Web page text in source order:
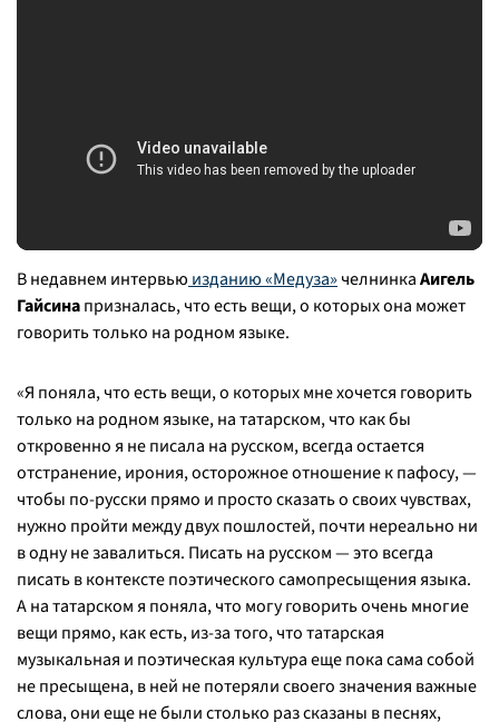
В недавнем интервью изданию «Медуза» челнинкаАигель
Гайсинапризналась, что есть вещи, о которых она может
говорить только на родном языке.
«Я поняла, что есть вещи, о которых мне хочется говорить
только на родном языке, на татарском, что как бы
откровенно я не писала на русском, всегда остается
отстранение, ирония, осторожное отношение к пафосу, —
чтобы по-русски прямо и просто сказать о своих чувствах,
нужно пройти между двух пошлостей, почти нереально ни
в одну не завалиться. Писать на русском — это всегда
писать в контексте поэтического самопресыщения языка.
А на татарском я поняла, что могу говорить очень многие
вещи прямо, как есть, из-за того, что татарская
музыкальная и поэтическая культура еще пока сама собой
не пресыщена, в ней не потеряли своего значения важные
слова, они еще не были столько раз сказаны в песнях,